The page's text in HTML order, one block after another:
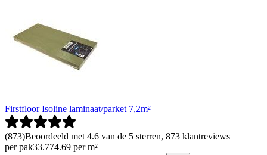
Firstfloor Isoline laminaat/parket 7,2m²
(873)Beoordeeld met 4.6 van de 5 sterren, 873 klantreviews
per pak33.774.69 per m²